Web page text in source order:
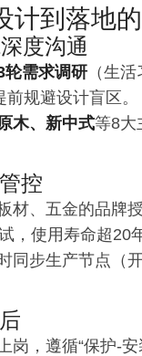
计到落地
度沟通
轮需求调研 （生活
前规避设计盲区
木、新中式等8大
控
材、五金的品牌
，使用寿命超
同步生产节点（
岗，遵循“保护-